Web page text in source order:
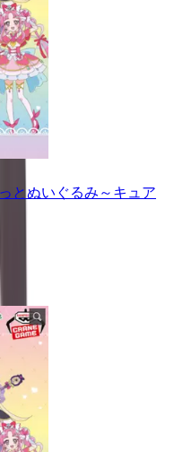
とぬいぐるみ～キュア